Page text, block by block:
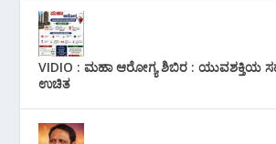
VIDIO : ಮಹಾ ಆರೋಗ್ಯ ಶಿಬಿರ : ಯುವಶಕ್ತಿಯ
ಉಚಿತ